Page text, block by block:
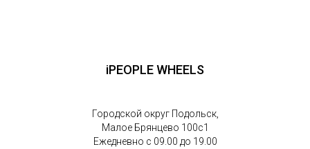
iPEOPLE WHEELS
Городской округ Подольск,
Малое Брянцево 100с1
Ежедневно с 09.00 до 19.00